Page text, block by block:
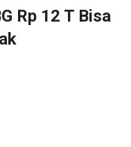
Rp 12 T Bisa